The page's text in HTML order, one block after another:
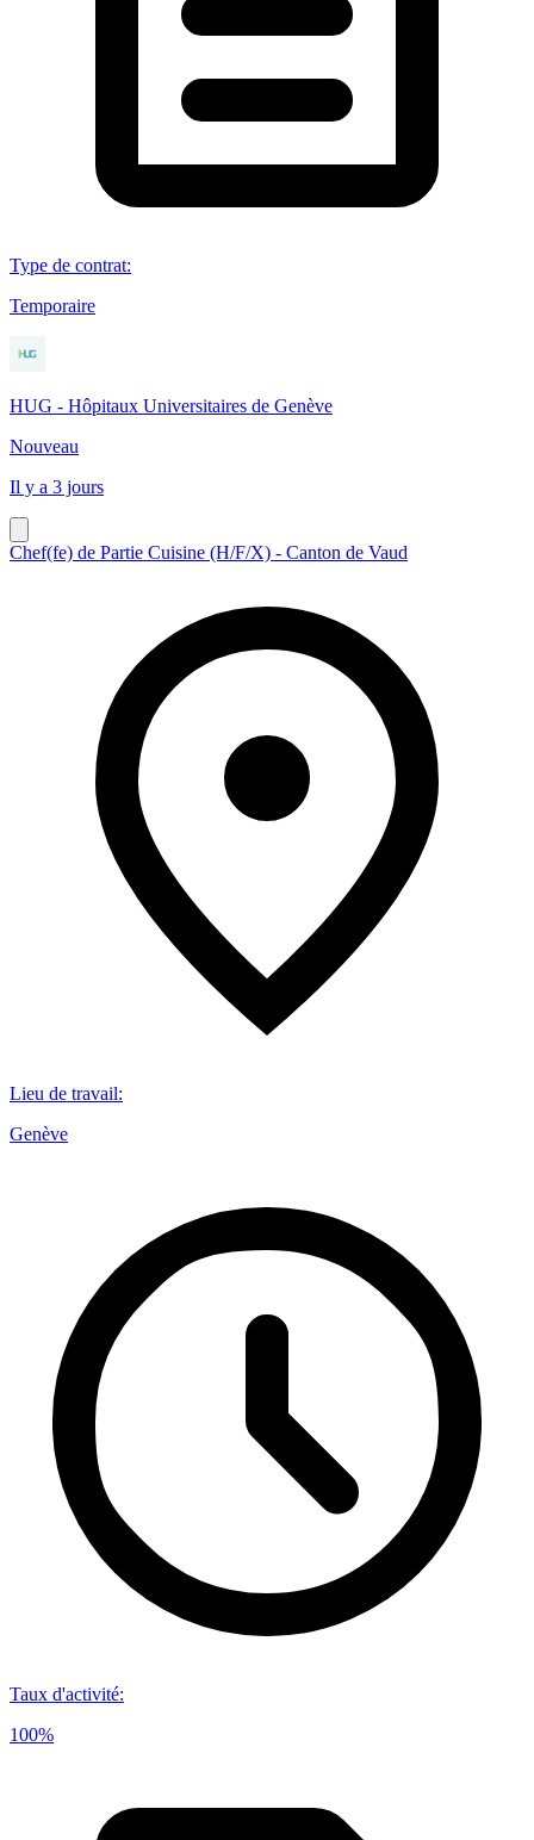
Type de contrat:
Temporaire
HUG - Hôpitaux Universitaires de Genève
Nouveau
Il y a 3 jours
Chef(fe) de Partie Cuisine (H/F/X) - Canton de Vaud
Lieu de travail:
Genève
Taux d'activité:
100%